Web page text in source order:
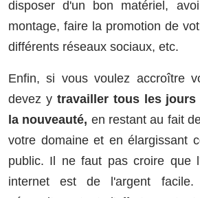
disposer d'un bon matériel,
montage, faire la promotion de
différents réseaux sociaux, etc.
Enfin, si vous voulez accroître
devez y travailler tous les jours
la nouveauté, en restant au fait
votre domaine et en élargissant
public. Il ne faut pas croire que
internet est de l'argent